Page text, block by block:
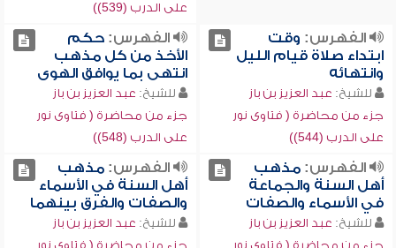
على الدرب (539))
الفهرس: وقت
ابتداء صلاة قيام الليل
وانتهائه
للشيخ: عبد العزيز بن باز
جزء من محاضرة ( فتاوى نور
على الدرب (544))
الفهرس:حكم
الأخذ من كل مذهب
انتهى بما يوافق الهوى
للشيخ: عبد العزيز بن باز
جزء من محاضرة ( فتاوى نور
على الدرب (548))
الفهرس:مذهب
أهل السنة والجماعة
في الأسماء والصفات
للشيخ: عبد العزيز بن باز
جزء من محاضرة ( فتاوى نور
الفهرس:مذهب
أهل السنة في الأسماء
والصفات والفرق بينهما
للشيخ: عبد العزيز بن باز
جزء من محاضرة ( فتاوى نور